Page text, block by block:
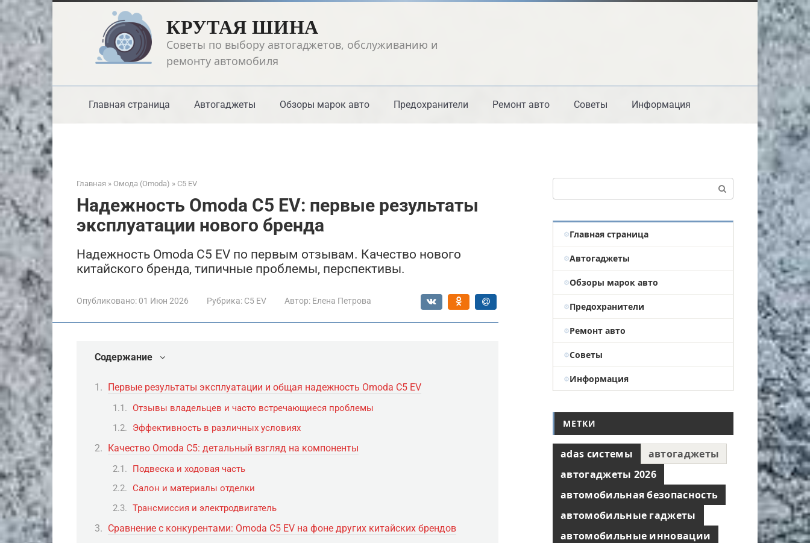
Перейти
к
контенту
КРУТАЯ ШИНА
Советы по выбору автогаджетов, обслуживанию и
ремонту автомобиля
Главная страница Автогаджеты Обзоры марок авто Предохранители Ремонт авто Советы Информация
Главная » Омода (Omoda) » C5 EV
Надежность Omoda C5 EV: первые результаты
эксплуатации нового бренда
Надежность Omoda C5 EV по первым отзывам. Качество нового
китайского бренда, типичные проблемы, перспективы.
Опубликовано: 01 Июн 2026 Рубрика: C5 EV Автор: Елена Петрова
Содержание
Первые результаты эксплуатации и общая надежность Omoda C5 EV
Отзывы владельцев и часто встречающиеся проблемы
Эффективность в различных условиях
Качество Omoda C5: детальный взгляд на компоненты
Подвеска и ходовая часть
Салон и материалы отделки
Трансмиссия и электродвигатель
Сравнение с конкурентами: Omoda C5 EV на фоне других китайских брендов
Главная страница
Автогаджеты
Обзоры марок авто
Предохранители
Ремонт авто
Советы
Информация
МЕТКИ
adas системы
автогаджеты
автогаджеты 2026
автомобильная безопасность
автомобильные гаджеты
автомобильные инновации